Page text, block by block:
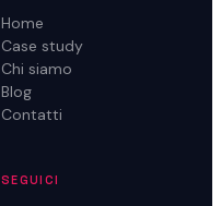
Home
Case study
Chi siamo
Blog
Contatti
SEGUICI